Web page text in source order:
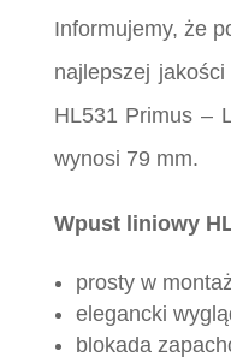
Informujemy, że
najlepszej
HL531 Primus –
wynosi 79 mm.
Wpust liniowy
prosty w
elegancki
blokada